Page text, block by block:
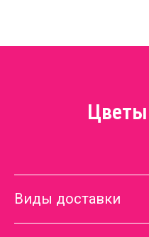
Цветы
Виды доставки